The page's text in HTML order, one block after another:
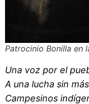
Patrocinio Bonilla en
Una voz por el
A una lucha sin
Campesinos